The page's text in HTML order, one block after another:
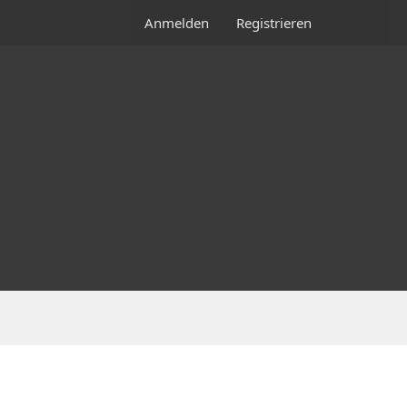
Anmelden Registrieren